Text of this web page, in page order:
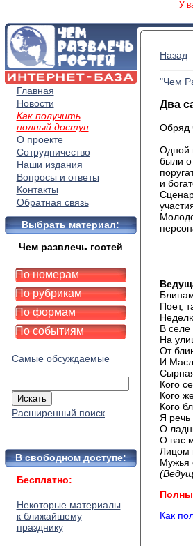
У
Главная
Новости
Как получить
полный доступ
О проекте
Сотрудничество
Наши издания
Вопросы и ответы
Контакты
Обратная связь
Выбрать материал:
Чем развлечь гостей
По номерам
По рубрикам
По формам
По событиям
Самые обсуждаемые
Расширенный поиск
В свободном доступе:
Бесплатно:
Некоторые материалы
к ближайшему
празднику
Назад
"Чем
Два
Обряд
Одной
были
и
Поет,
В селе
На
От
И
Кого
Кого
Кого
Я речь
О
О вас
Лицом
Мужья
Как